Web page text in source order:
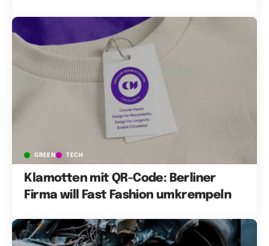
GREEN TECH
Klamotten mit QR-Code: Berliner
Firma will Fast Fashion umkrempeln